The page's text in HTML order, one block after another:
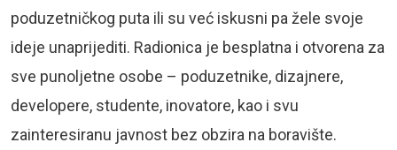
poduzetničkog puta ili su već iskusni pa žele svoje
ideje unaprijediti. Radionica je besplatna i otvorena za
sve punoljetne osobe – poduzetnike, dizajnere,
developere, studente, inovatore, kao i svu
zainteresiranu javnost bez obzira na boravište.